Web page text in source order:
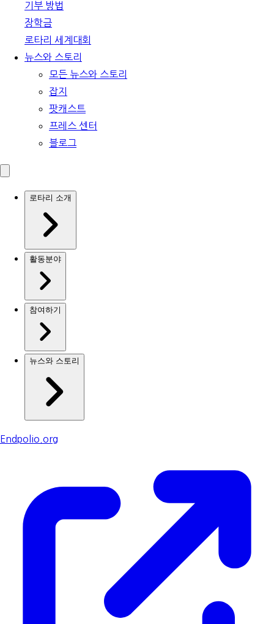
기부 방법
장학금
로타리 세계대회
뉴스와 스토리
모든 뉴스와 스토리
잡지
팟캐스트
프레스 센터
블로그
로타리 소개
활동분야
참여하기
뉴스와 스토리
Endpolio.org